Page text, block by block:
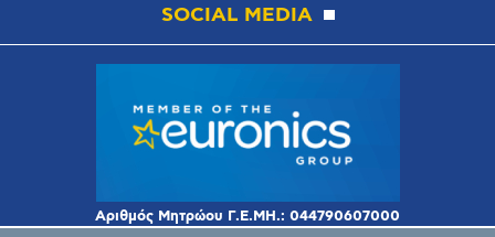
SOCIAL MEDIA